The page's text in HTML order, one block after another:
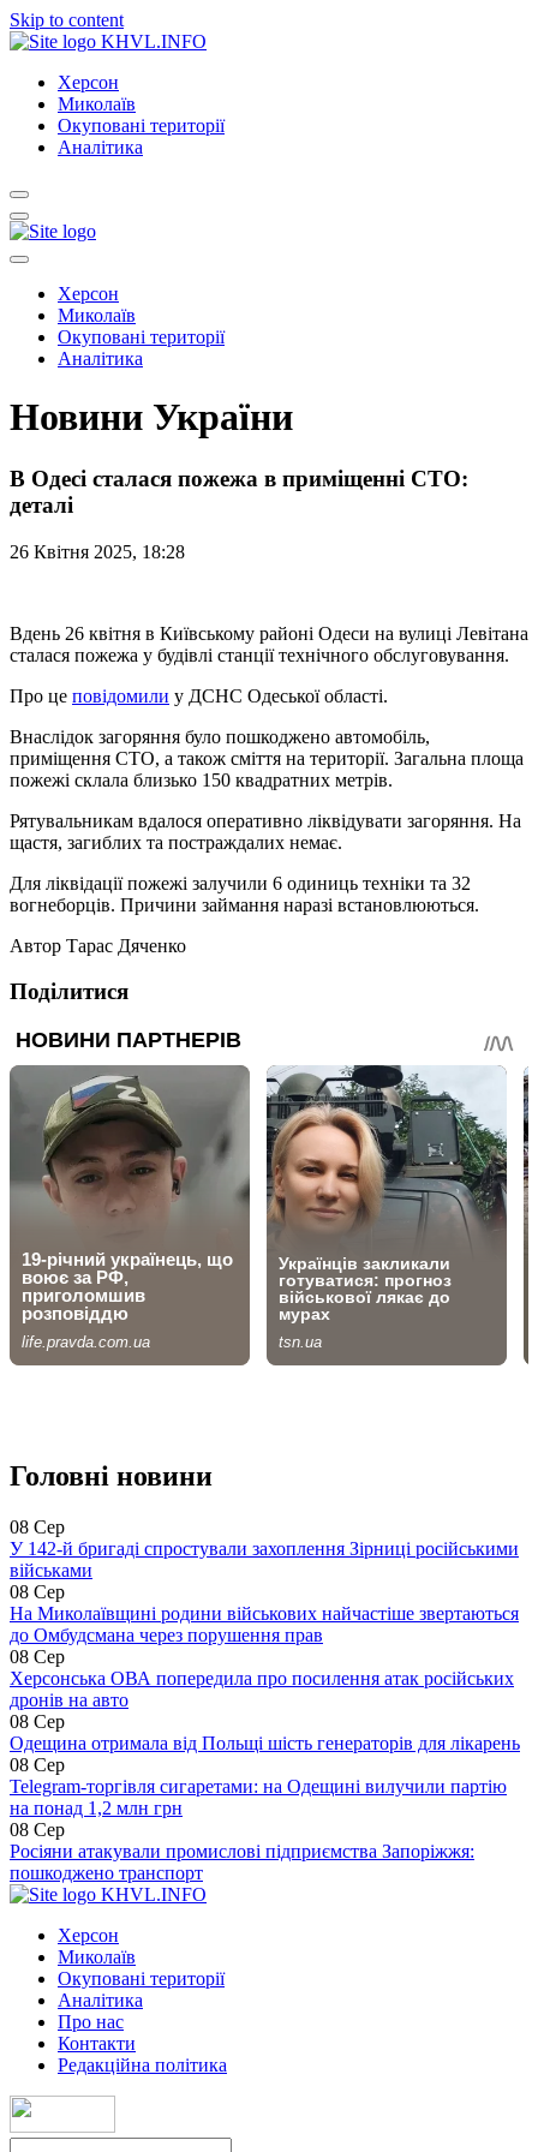
Skip to content
KHVL.INFO
Херсон
Миколаїв
Окуповані території
Аналітика
Херсон
Миколаїв
Окуповані території
Аналітика
Новини України
В Одесі сталася пожежа в приміщенні СТО:
деталі
26 Квітня 2025, 18:28
Вдень 26 квітня в Київському районі Одеси на вулиці Левітана
сталася пожежа у будівлі станції технічного обслуговування.
Про це повідомили у ДСНС Одеської області.
Внаслідок загоряння було пошкоджено автомобіль,
приміщення СТО, а також сміття на території. Загальна площа
пожежі склала близько 150 квадратних метрів.
Рятувальникам вдалося оперативно ліквідувати загоряння. На
щастя, загиблих та постраждалих немає.
Для ліквідації пожежі залучили 6 одиниць техніки та 32
вогнеборців. Причини займання наразі встановлюються.
Автор Тарас Дяченко
Поділитися
Головні новини
08 Сер
У 142-й бригаді спростували захоплення Зірниці російськими
військами
08 Сер
На Миколаївщині родини військових найчастіше звертаються
до Омбудсмана через порушення прав
08 Сер
Херсонська ОВА попередила про посилення атак російських
дронів на авто
08 Сер
Одещина отримала від Польщі шість генераторів для лікарень
08 Сер
Telegram-торгівля сигаретами: на Одещині вилучили партію
на понад 1,2 млн грн
08 Сер
Росіяни атакували промислові підприємства Запоріжжя:
пошкоджено транспорт
KHVL.INFO
Херсон
Миколаїв
Окуповані території
Аналітика
Про нас
Контакти
Редакційна політика